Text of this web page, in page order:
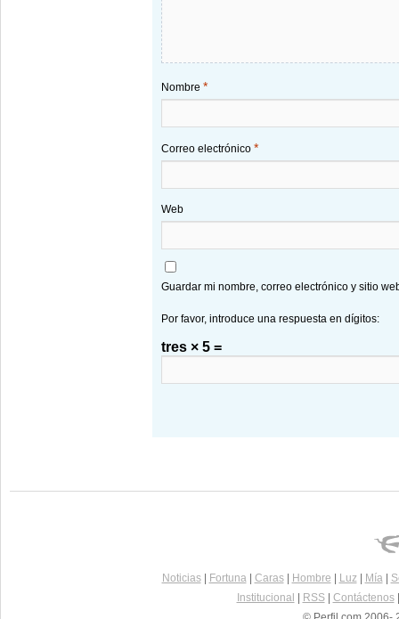
Nombre *
Correo electrónico *
Web
Guardar mi nombre, correo electrónico y sitio
Por favor, introduce una respuesta en dígitos:
tres × 5 =
Noticias| Fortuna| Caras| Hombre Luz| Mía|
Institucional
RSS| Contáctenos